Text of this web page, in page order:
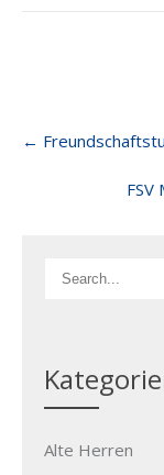
Post
navigation
←
Alte Herren